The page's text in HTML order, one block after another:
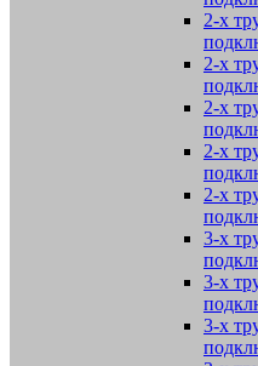
2-х
2-х
2-х
2-х
2-х
3-х
3-х
3-х